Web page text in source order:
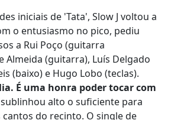
iniciais de 'Tata', Slow J voltou a
o entusiasmo no pico, pediu
a Rui Poço (guitarra
Almeida (guitarra), Luís Delgado
(baixo) e Hugo Lobo (teclas).
É uma honra poder tocar com
alto o suficiente para
do recinto. O single de